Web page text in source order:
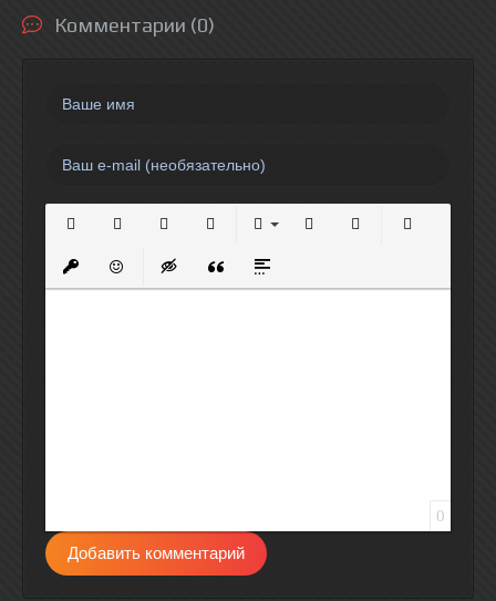
Комментарии (0)
Вставить защищенную ссылку
Вставить смайлик
Вставка скрытого текста
Вставка цитаты
Вставка спойлера
0
Добавить комментарий